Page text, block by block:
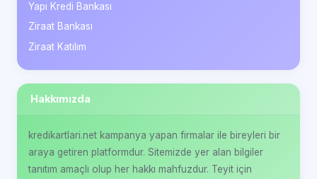
Yapı Kredi Bankası
Ziraat Bankası
Ziraat Katılım
Hakkımızda
kredikartlari.net kampanya yapan firmalar ile bireyleri bir
araya getiren platformdur. Sitemizde yer alan bilgiler
tanıtım amaçlı olup her hakkı mahfuzdur. Teyit için